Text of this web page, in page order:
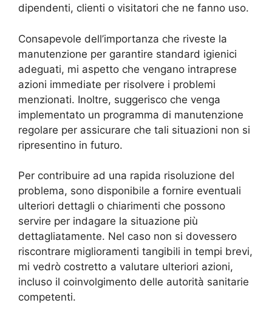
dipendenti, clienti o visitatori che ne fanno uso.
Consapevole dell’importanza che riveste la
manutenzione per garantire standard igienici
adeguati, mi aspetto che vengano intraprese
azioni immediate per risolvere i problemi
menzionati. Inoltre, suggerisco che venga
implementato un programma di manutenzione
regolare per assicurare che tali situazioni non si
ripresentino in futuro.
Per contribuire ad una rapida risoluzione del
problema, sono disponibile a fornire eventuali
ulteriori dettagli o chiarimenti che possono
servire per indagare la situazione più
dettagliatamente. Nel caso non si dovessero
riscontrare miglioramenti tangibili in tempi brevi,
mi vedrò costretto a valutare ulteriori azioni,
incluso il coinvolgimento delle autorità sanitarie
competenti.